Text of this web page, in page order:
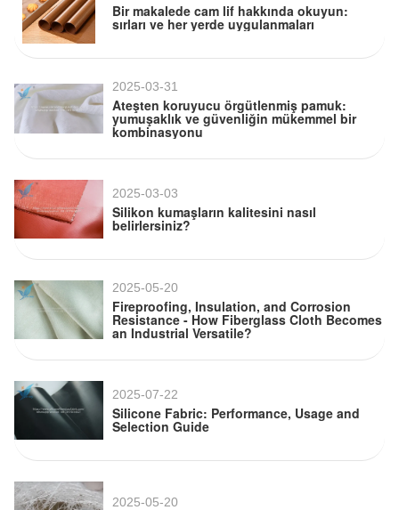
Bir makalede cam lif hakkında okuyun:
sırları ve her yerde uygulanmaları
2025-03-31
Ateşten koruyucu örgütlenmiş pamuk:
yumuşaklık ve güvenliğin mükemmel bir
kombinasyonu
2025-03-03
Silikon kumaşların kalitesini nasıl
belirlersiniz?
2025-05-20
Fireproofing, Insulation, and Corrosion
Resistance - How Fiberglass Cloth Becomes
an Industrial Versatile?
2025-07-22
Silicone Fabric: Performance, Usage and
Selection Guide
2025-05-20